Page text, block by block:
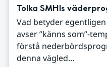
Tolka SMHIs
Vad betyder
avser ”känns som”-
förstå
denna vägled...